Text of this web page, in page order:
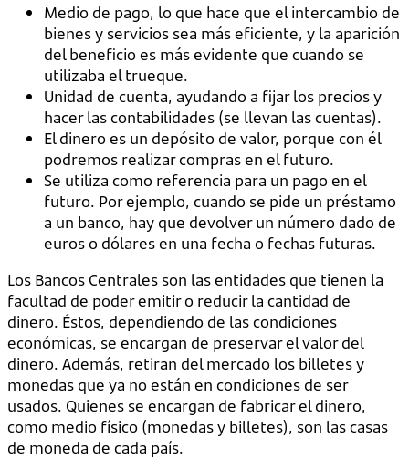
Medio de pago, lo que hace que el intercambio de
bienes y servicios sea más eficiente, y la aparición
del beneficio es más evidente que cuando se
utilizaba el trueque.
Unidad de cuenta, ayudando a fijar los precios y
hacer las contabilidades (se llevan las cuentas).
El dinero es un depósito de valor, porque con él
podremos realizar compras en el futuro.
Se utiliza como referencia para un pago en el
futuro. Por ejemplo, cuando se pide un préstamo
a un banco, hay que devolver un número dado de
euros o dólares en una fecha o fechas futuras.
Los Bancos Centrales son las entidades que tienen la
facultad de poder emitir o reducir la cantidad de
dinero. Éstos, dependiendo de las condiciones
económicas, se encargan de preservar el valor del
dinero. Además, retiran del mercado los billetes y
monedas que ya no están en condiciones de ser
usados. Quienes se encargan de fabricar el dinero,
como medio físico (monedas y billetes), son las casas
de moneda de cada país.